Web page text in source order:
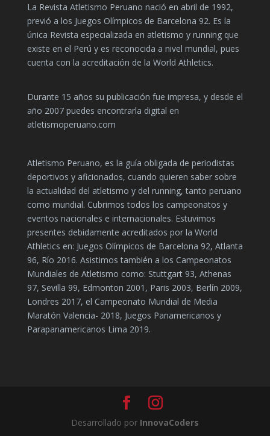
La Revista Atletismo Peruano nació en abril de 1992,
previó a los Juegos Olímpicos de Barcelona 92. Es la
única Revista especializada en atletismo y running que
existe en el Perú y es reconocida a nivel mundial, pues
cuenta con la acreditación de la World Athletics.
Durante 15 años su publicación fue impresa, y desde el
año 2007 puedes encontrarla digital en
atletismoperuano.com
Atletismo Peruano, es la guía obligada de periodistas
deportivos y aficionados, cuando quieren saber sobre
la actualidad del atletismo y del running, tanto peruano
como mundial. Cubrimos todos los campeonatos y
eventos nacionales e internacionales. Estuvimos
presentes debidamente acreditados por la World
Athletics en: Juegos Olímpicos de Barcelona 92, Atlanta
96, Río 2016. Asistimos también a los Campeonatos
Mundiales de Atletismo como: Stuttgart 93, Athenas
97, Sevilla 99, Edmonton 2001, Paris 2003, Berlín 2009,
Londres 2017, el Campeonato Mundial de Media
Maratón Valencia- 2018, Juegos Panamericanos y
Parapanamericanos Lima 2019.
Desarrollado por InnovaCoders